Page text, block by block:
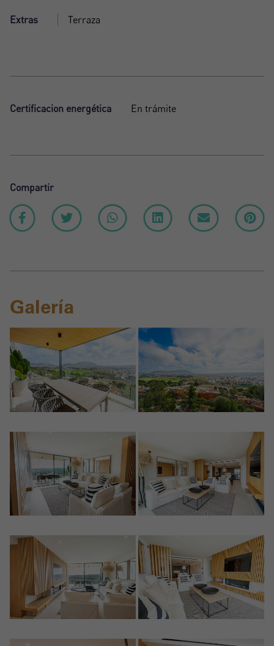
Extras Terraza
Certificacion energética En trámite
Compartir
Galería